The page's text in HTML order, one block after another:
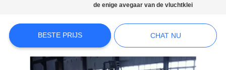
COMPANY
NEWS
de enige avegaar van de vluchtklei
BESTE PRIJS CHAT NU